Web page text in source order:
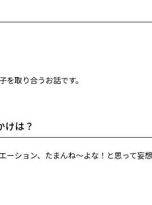
取り合うお話です。
けは？
ーション、たまんね～よな！と思って妄